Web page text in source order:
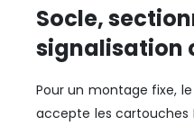
Socle,
signalisation
Pour un montage fixe, le
accepte les cartouches